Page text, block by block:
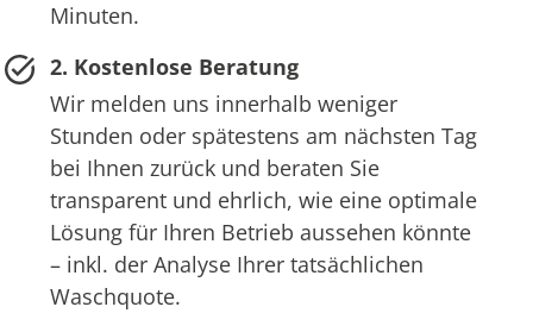
Minuten.
2. Kostenlose Beratung
Wir melden uns innerhalb weniger
Stunden oder spätestens am nächsten Tag
bei Ihnen zurück und beraten Sie
transparent und ehrlich, wie eine optimale
Lösung für Ihren Betrieb aussehen könnte
– inkl. der Analyse Ihrer tatsächlichen
Waschquote.